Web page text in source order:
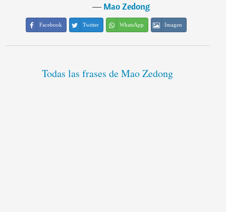
―Mao Zedong
Facebook Twitter WhatsApp Imagen
Todas las frases de Mao Zedong